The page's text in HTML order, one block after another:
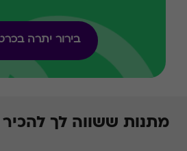
בירור יתרה
מתנות ששווה לך להכיר